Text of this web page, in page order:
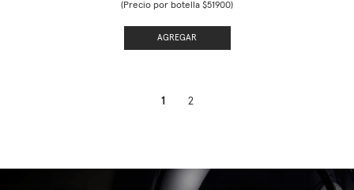
(Precio por botella $51900)
AGREGAR
1 2